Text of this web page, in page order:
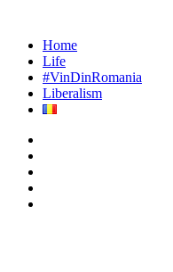
Home
Life
#VinDinRomania
Liberalism